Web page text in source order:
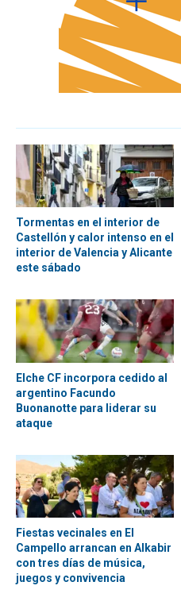
Tormentas en el interior de
Castellón y calor intenso en el
interior de Valencia y Alicante
este sábado
Elche CF incorpora cedido al
argentino Facundo
Buonanotte para liderar su
ataque
Fiestas vecinales en El
Campello arrancan en Alkabir
con tres días de música,
juegos y convivencia